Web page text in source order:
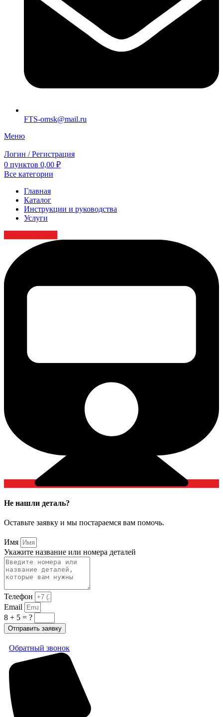
FTS-omsk@mail.ru
Меню
Логин / Регистрация
0 пунктов 0,00 ₽
Все категории
Главная
Каталог
Инструкции и руководства
Услуги
Не нашли деталь?
Оставьте заявку и мы постараемся вам помочь.
Имя
Укажите название или номера деталей
Телефон
Email
8 + 5 = ?
Отправить заявку
Обратный звонок